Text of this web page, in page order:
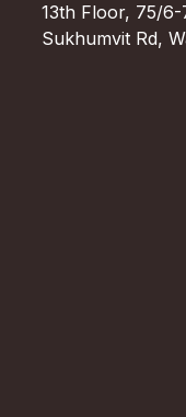
13th Floor, 75/6-
Sukhumvit Rd,